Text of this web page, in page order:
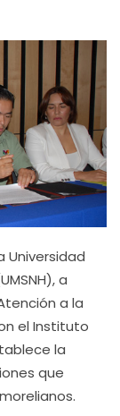
Universidad
a
a la
el Instituto
la
que